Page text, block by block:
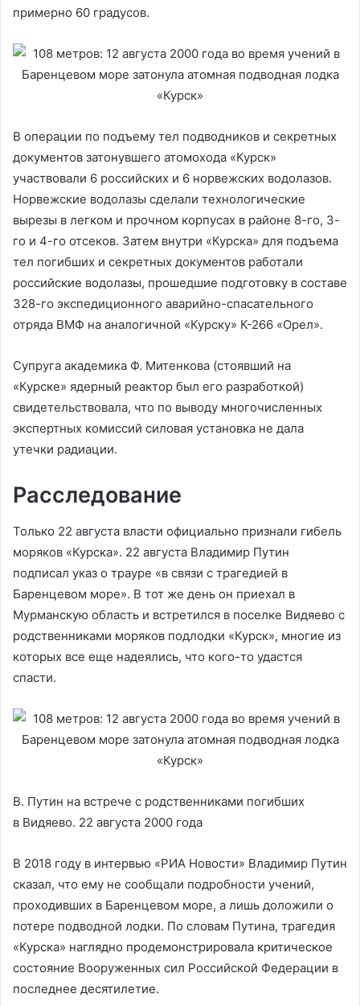
примерно 60 градусов.
В операции по подъему тел подводников и секретных
документов затонувшего атомохода «Курск»
участвовали 6 российских и 6 норвежских водолазов.
Норвежские водолазы сделали технологические
вырезы в легком и прочном корпусах в районе 8-го, 3-
го и 4-го отсеков. Затем внутри «Курска» для подъема
тел погибших и секретных документов работали
российские водолазы, прошедшие подготовку в составе
328-го экспедиционного аварийно-спасательного
отряда ВМФ на аналогичной «Курску» К-266 «Орел».
Супруга академика Ф. Митенкова (стоявший на
«Курске» ядерный реактор был его разработкой)
свидетельствовала, что по выводу многочисленных
экспертных комиссий силовая установка не дала
утечки радиации.
Расследование
Только 22 августа власти официально признали гибель
моряков «Курска». 22 августа Владимир Путин
подписал указ о трауре «в связи с трагедией в
Баренцевом море». В тот же день он приехал в
Мурманскую область и встретился в поселке Видяево с
родственниками моряков подлодки «Курск», многие из
которых все еще надеялись, что кого-то удастся
спасти.
В. Путин на встрече с родственниками погибших
в Видяево. 22 августа 2000 года
В 2018 году в интервью «РИА Новости» Владимир Путин
сказал, что ему не сообщали подробности учений,
проходивших в Баренцевом море, а лишь доложили о
потере подводной лодки. По словам Путина, трагедия
«Курска» наглядно продемонстрировала критическое
состояние Вооруженных сил Российской Федерации в
последнее десятилетие.